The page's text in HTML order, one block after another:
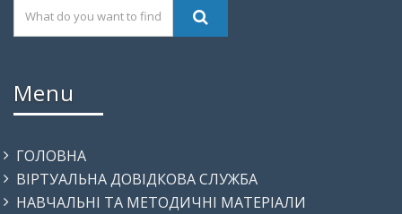
Menu
ГОЛОВНА
ВІРТУАЛЬНА ДОВІДКОВА СЛУЖБА
НАВЧАЛЬНІ ТА МЕТОДИЧНІ МАТЕРІАЛИ